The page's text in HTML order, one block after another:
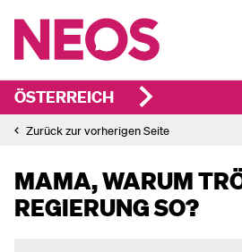
ÖSTERREICH
Zurück zur vorherigen Seite
MAMA, WARUM
REGIERUNG SO?